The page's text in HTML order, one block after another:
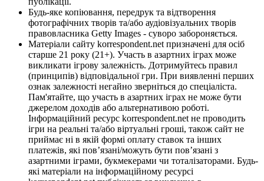
Будь-яке копіювання, передрук та відтворення
фотографічних творів та/або аудіовізуальних творів
правовласника Getty Images - суворо забороняється.
Матеріали сайту korrespondent.net призначені для осіб
старше 21 року (21+). Участь в азартних іграх може
викликати ігрову залежність. Дотримуйтесь правил
(принципів) відповідальної гри. При виявленні перших
ознак залежності негайно зверніться до спеціаліста.
Пам'ятайте, що участь в азартних іграх не може бути
джерелом доходів або альтернативою роботі.
Інформаційний ресурс korrespondent.net не проводить
ігри на реальні та/або віртуальні гроші, також сайт не
приймає ні в якій формі оплату ставок та інших
платежів, які пов’язані/можуть бути пов’язані з
азартними іграми, букмекерами чи тоталізаторами. Будь-
які матеріали на інформаційному ресурсі